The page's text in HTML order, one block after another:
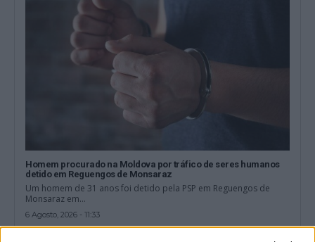
Homem procurado na Moldova por tráfico de seres humanos
detido em Reguengos de Monsaraz
Um homem de 31 anos foi detido pela PSP em Reguengos de
Monsaraz em...
6 Agosto, 2026 - 11:33